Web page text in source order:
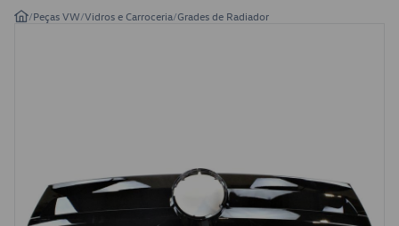
/Peças VW/Vidros e Carroceria/Grades de Radiador